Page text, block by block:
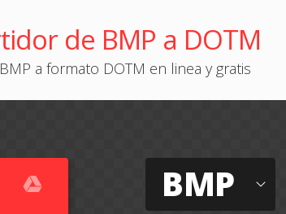
de BMP a DOTM
a formato DOTM en linea y gratis
BMP